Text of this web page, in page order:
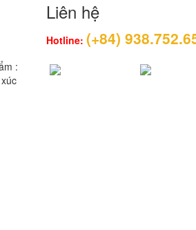
:
Liên hệ
Hotline: (+84)